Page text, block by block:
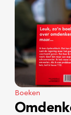
Boeken